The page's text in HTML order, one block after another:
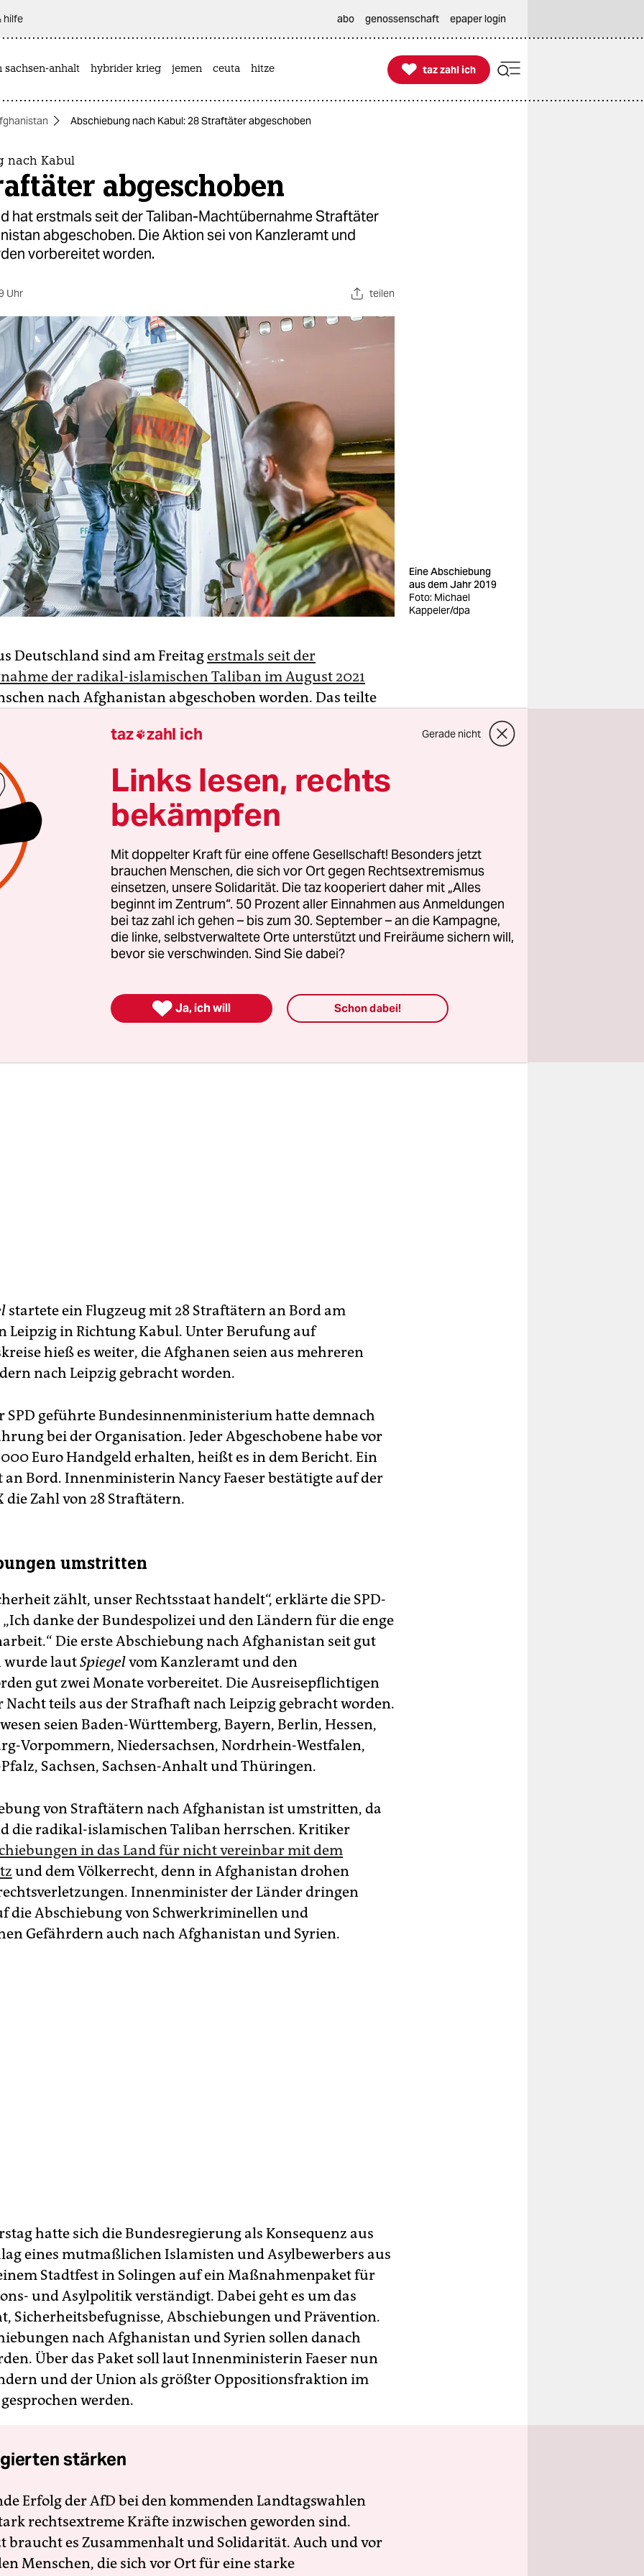
hilfe abo genossenschaft epaper login
sachsen-anhalt hybrider krieg jemen ceuta hitze 
taz zahl ich
taz zahl ich
Abschiebung nach Kabul: 28 Straftäter abgeschoben
nach Kabul
abgeschoben
hat erstmals seit der Taliban-Machtübernahme Straftäter
abgeschoben. Die Aktion sei von Kanzleramt und
vorbereitet worden.
Uhr teilen
Eine Abschiebung
aus dem Jahr 2019
Foto: Michael
Kappeler/dpa
Deutschland sind am Freitagerstmals seit der
der radikal-islamischen Taliban im August 2021
nach Afghanistan abgeschoben worden. Das teilte
entsprechendenSpiegel-Bericht. Dabei handele es sich
um afghanische Staatsangehörige, die alle verurteilte
Sie hätten damit kein Bleiberecht in Deutschland
habe in den vergangenen Monaten „große
unternommen, um die Wiederaufnahme von
in solchen Fällen zu erreichen und hat die hierfür
Länder zu diesem Zweck unterstützt“, erklärte Hebestreit.
Deutschland „regionale Schlüsselpartner um
gebeten, um die Rückführung zu ermöglichen“. Die
abschieben. „Das Sicherheitsinteresse Deutschlands
das Schutzinteresse von Straftätern und Gefährdern.“
startete ein Flugzeug mit 28 Straftätern an Bord am
Leipzig in Richtung Kabul. Unter Berufung auf
hieß es weiter, die Afghanen seien aus mehreren
nach Leipzig gebracht worden.
SPD geführte Bundesinnenministerium hatte demnach
bei der Organisation. Jeder Abgeschobene habe vor
Euro Handgeld erhalten, heißt es in dem Bericht. Ein
an Bord. Innenministerin Nancy Faeser bestätigte auf der
die Zahl von 28 Straftätern.
umstritten
zählt, unser Rechtsstaat handelt“, erklärte die SPD-
danke der Bundespolizei und den Ländern für die enge
Die erste Abschiebung nach Afghanistan seit gut
wurde lautSpiegelvom Kanzleramt und den
gut zwei Monate vorbereitet. Die Ausreisepflichtigen
Nacht teils aus der Strafhaft nach Leipzig gebracht worden.
seien Baden-Württemberg, Bayern, Berlin, Hessen,
Vorpommern, Niedersachsen, Nordrhein-Westfalen,
Sachsen, Sachsen-Anhalt und Thüringen.
von Straftätern nach Afghanistan ist umstritten, da
die radikal-islamischen Taliban herrschen. Kritiker
in das Land für nicht vereinbar mit dem
und dem Völkerrecht, denn in Afghanistan drohen
Innenminister der Länder dringen
die Abschiebung von Schwerkriminellen und
Gefährdern auch nach Afghanistan und Syrien.
hatte sich die Bundesregierung als Konsequenz aus
eines mutmaßlichen Islamisten und Asylbewerbers aus
Stadtfest in Solingen auf ein Maßnahmenpaket für
und Asylpolitik verständigt. Dabei geht es um das
Sicherheitsbefugnisse, Abschiebungen und Prävention.
nach Afghanistan und Syrien sollen danach
Über das Paket soll laut Innenministerin Faeser nun
und der Union als größter Oppositionsfraktion im
werden.
stärken
Erfolg der AfD bei den kommenden Landtagswahlen
rechtsextreme Kräfte inzwischen geworden sind.
braucht es Zusammenhalt und Solidarität. Auch und vor
Menschen, die sich vor Ort für eine starke
taz zahl ich Gerade nicht
Links lesen, rechts
bekämpfen
Mit doppelter Kraft für eine offene Gesellschaft! Besonders jetzt
brauchen Menschen, die sich vor Ort gegen Rechtsextremismus
einsetzen, unsere Solidarität. Die taz kooperiert daher mit „Alles
beginnt im Zentrum“. 50 Prozent aller Einnahmen aus Anmeldungen
bei taz zahl ich gehen – bis zum 30. September – an die Kampagne,
die linke, selbstverwaltete Orte unterstützt und Freiräume sichern will,
bevor sie verschwinden. Sind Sie dabei?
 Ja, ich will Schon dabei!